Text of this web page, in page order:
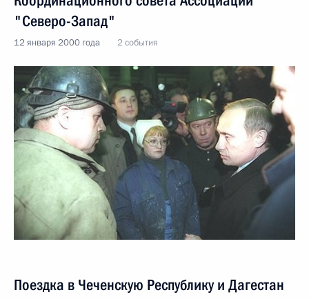
"Северо-Запад"
12 января 2000 года 2 события
Поездка в Чеченскую Республику и Дагестан